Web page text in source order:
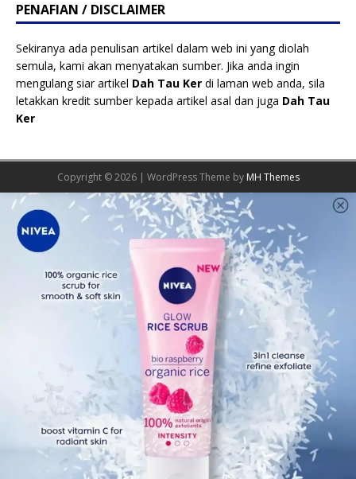
PENAFIAN / DISCLAIMER
Sekiranya ada penulisan artikel dalam web ini yang diolah
semula, kami akan menyatakan sumber. Jika anda ingin
mengulang siar artikel Dah Tau Ker di laman web anda, sila
letakkan kredit sumber kepada artikel asal dan juga Dah Tau
Ker
Copyright © 2026 | WordPress Theme by MH Themes